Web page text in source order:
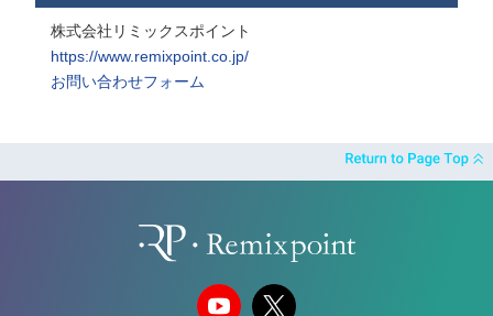
株式会社リミックスポイント
https://www.remixpoint.co.jp/
お問い合わせフォーム